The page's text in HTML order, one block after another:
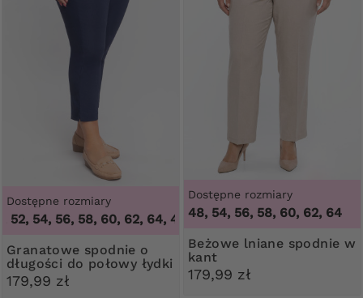
Dostępne rozmiary
54, 56, 58, 60, 62, 64 ,46, 48, 50, 52, 54, 56, 58, 60, 62,
Granatowe spodnie o
długości do połowy łydki
179,99 zł
Dostępne rozmiary
48, 54, 56, 58, 60, 62, 64
Beżowe lniane spodnie w
kant
179,99 zł